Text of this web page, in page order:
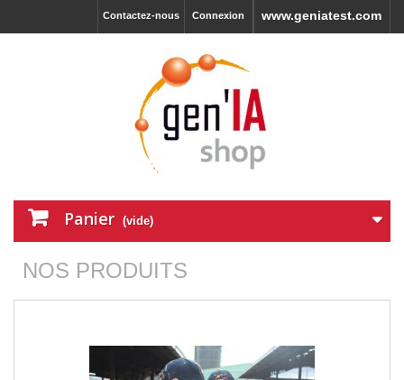
www.geniatest.com
Connexion
Contactez-nous
Panier (vide)
NOS PRODUITS